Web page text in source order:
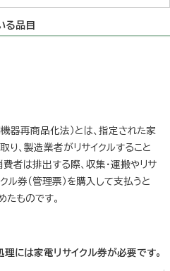
る品目
器再商品化法）とは、指定された家
、製造業者がリサイクルすること
者は排出する際、収集・運搬やリサ
ル券（管理票）を購入して支払うと
ものです。
には家電リサイクル券が必要です。